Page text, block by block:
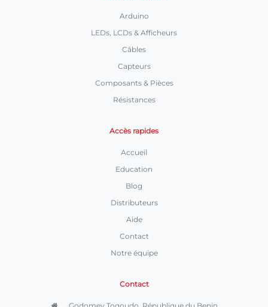
Arduino
LEDs, LCDs & Afficheurs
Câbles
Capteurs
Composants & Pièces
Résistances
Accès rapides
Accueil
Education
Blog
Distributeurs
Aide
Contact
Notre équipe
Contact